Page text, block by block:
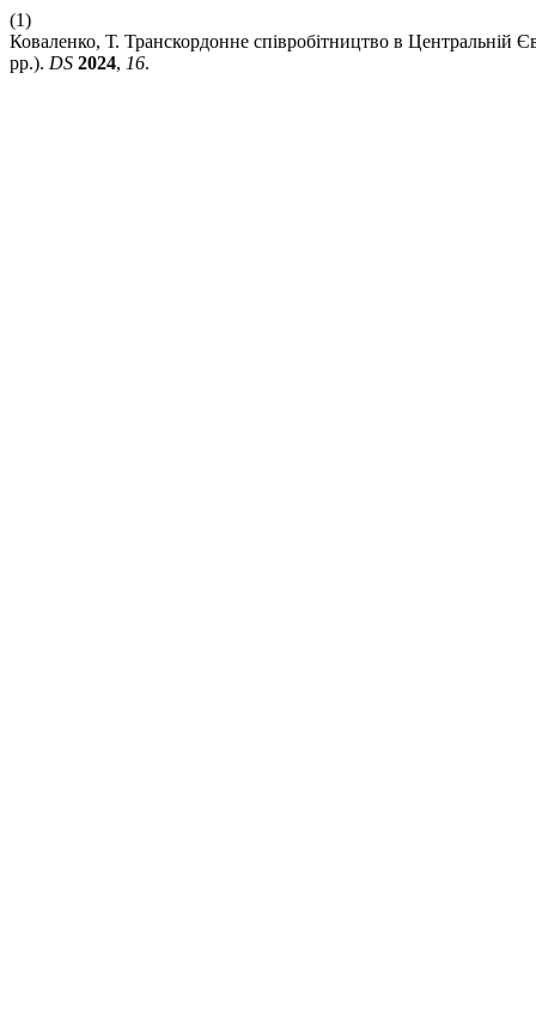
(1)
Коваленко, Т. Транскордонне співробітництво в Центральній
рр.). DS 2024, 16.